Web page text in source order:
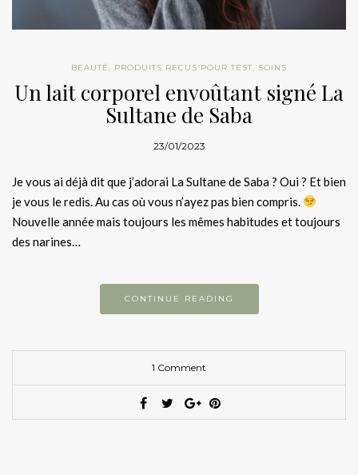
BEAUTÉ, PRODUITS REÇUS POUR TEST, SOINS
Un lait corporel envoûtant signé La
Sultane de Saba
23/01/2023
Je vous ai déjà dit que j’adorai La Sultane de Saba ? Oui ? Et bien
je vous le redis. Au cas où vous n’ayez pas bien compris.
Nouvelle année mais toujours les mêmes habitudes et toujours
des narines…
CONTINUE READING
1 Comment